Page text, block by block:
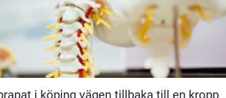
köping vägen tillbaka till en kropp